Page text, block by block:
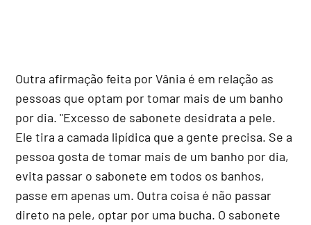
Outra afirmação feita por Vânia é em relação as
pessoas que optam por tomar mais de um banho
por dia. "Excesso de sabonete desidrata a pele.
Ele tira a camada lipídica que a gente precisa. Se a
pessoa gosta de tomar mais de um banho por dia,
evita passar o sabonete em todos os banhos,
passe em apenas um. Outra coisa é não passar
direto na pele, optar por uma bucha. O sabonete